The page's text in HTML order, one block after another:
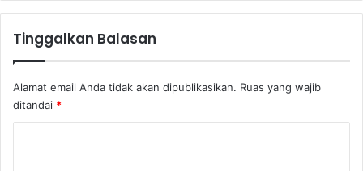
Tinggalkan Balasan
Alamat email Anda tidak akan dipublikasikan. Ruas yang wajib
ditandai *